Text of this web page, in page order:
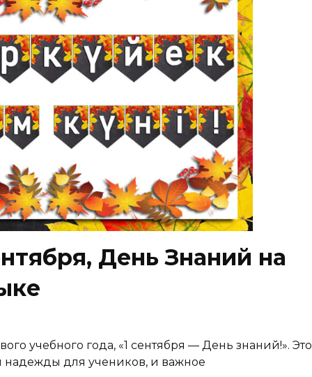
День Знаний на
учебного года, «1 сентября — День знаний!». Это
для учеников, и важное